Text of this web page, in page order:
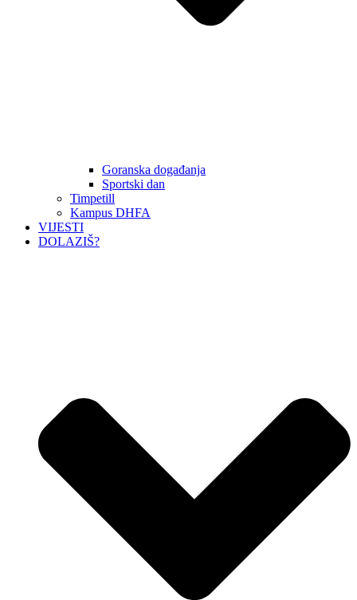
Goranska događanja
Sportski dan
Timpetill
Kampus DHFA
VIJESTI
DOLAZIŠ?